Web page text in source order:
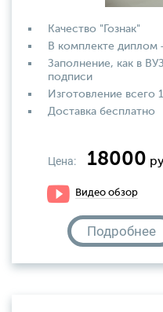
Качество "Гознак"
В комплекте диплом
Заполнение, как в
подписи
Изготовление всего
Доставка бесплатно
Цена: 18000
Видео обзор
Подробнее